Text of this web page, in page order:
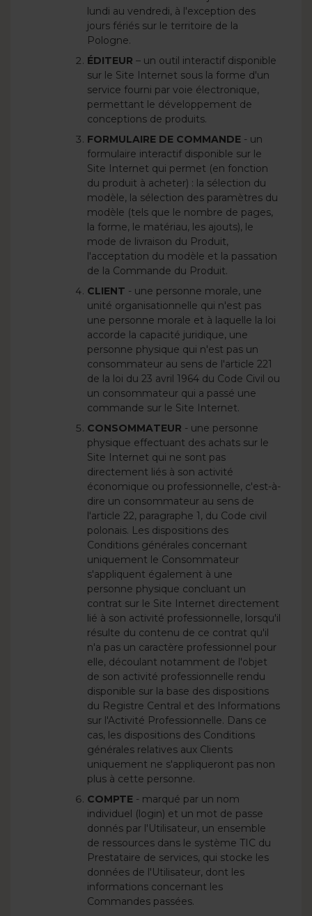
lundi au vendredi, à l'exception des
jours fériés sur le territoire de la
Pologne.
ÉDITEUR – un outil interactif disponible
sur le Site Internet sous la forme d'un
service fourni par voie électronique,
permettant le développement de
conceptions de produits.
FORMULAIRE DE COMMANDE - un
formulaire interactif disponible sur le
Site Internet qui permet (en fonction
du produit à acheter) : la sélection du
modèle, la sélection des paramètres du
modèle (tels que le nombre de pages,
la forme, le matériau, les ajouts), le
mode de livraison du Produit,
l'acceptation du modèle et la passation
de la Commande du Produit.
CLIENT - une personne morale, une
unité organisationnelle qui n'est pas
une personne morale et à laquelle la loi
accorde la capacité juridique, une
personne physique qui n'est pas un
consommateur au sens de l'article 221
de la loi du 23 avril 1964 du Code Civil ou
un consommateur qui a passé une
commande sur le Site Internet.
CONSOMMATEUR - une personne
physique effectuant des achats sur le
Site Internet qui ne sont pas
directement liés à son activité
économique ou professionnelle, c'est-à-
dire un consommateur au sens de
l'article 22, paragraphe 1, du Code civil
polonais. Les dispositions des
Conditions générales concernant
uniquement le Consommateur
s'appliquent également à une
personne physique concluant un
contrat sur le Site Internet directement
lié à son activité professionnelle, lorsqu'il
résulte du contenu de ce contrat qu'il
n'a pas un caractère professionnel pour
elle, découlant notamment de l'objet
de son activité professionnelle rendu
disponible sur la base des dispositions
du Registre Central et des Informations
sur l'Activité Professionnelle. Dans ce
cas, les dispositions des Conditions
générales relatives aux Clients
uniquement ne s'appliqueront pas non
plus à cette personne.
COMPTE - marqué par un nom
individuel (login) et un mot de passe
donnés par l'Utilisateur, un ensemble
de ressources dans le système TIC du
Prestataire de services, qui stocke les
données de l'Utilisateur, dont les
informations concernant les
Commandes passées.